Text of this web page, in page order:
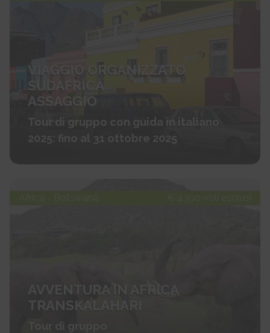
VIAGGIO ORGANIZZATO
SUDAFRICA
ASSAGGIO
Tour di gruppo con guida in italiano
2025: fino al 31 ottobre 2025
Africa - Botswana € 4390 voli esclusi
AVVENTURA IN AFRICA
TRANSKALAHARI
Tour di gruppo